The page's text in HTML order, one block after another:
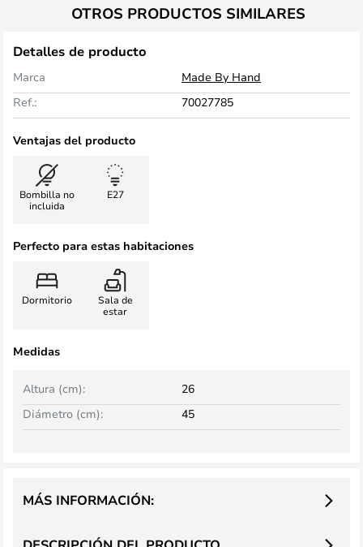
OTROS PRODUCTOS SIMILARES
Detalles de producto
Marca
Made By Hand
Ref.:
70027785
Ventajas del producto
Bombilla no
incluida
E27
Perfecto para estas habitaciones
Dormitorio
Sala de
estar
Medidas
Altura (cm):
26
Diámetro (cm):
45
MÁS INFORMACIÓN: